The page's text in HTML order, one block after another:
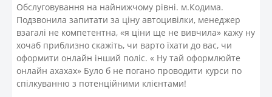
Обслуговування на найнижчому рівні. м.Кодима.
Подзвонила запитати за ціну автоцивілки, менеджер
взагалі не компетентна, «я ціни ще не вивчила» кажу ну
хочаб приблизно скажіть, чи варто їхати до вас, чи
оформити онлайн інший поліс. « Ну тай оформлюйте
онлайн ахахах» Було б не погано проводити курси по
спілкуванню з потенційними клієнтами!